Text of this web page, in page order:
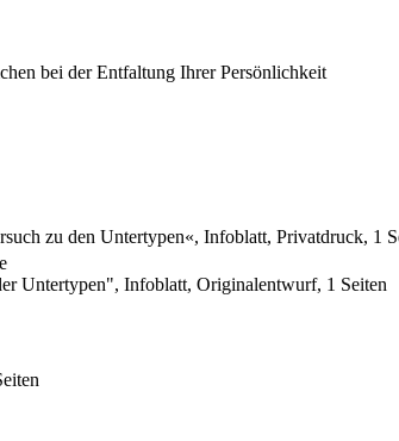
bei der Entfaltung Ihrer Persönlichkeit
zu den Untertypen«, Infoblatt, Privatdruck, 1
Untertypen", Infoblatt, Originalentwurf, 1 Seiten